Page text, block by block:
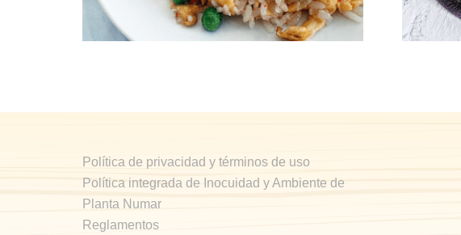
Política de privacidad y términos de uso
Política integrada de Inocuidad y Ambiente de
Planta Numar
Reglamentos